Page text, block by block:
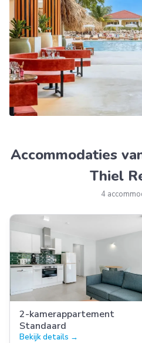
Accommodaties
Thiel
4
2-kamerappartement
Standaard
Bekijk details →